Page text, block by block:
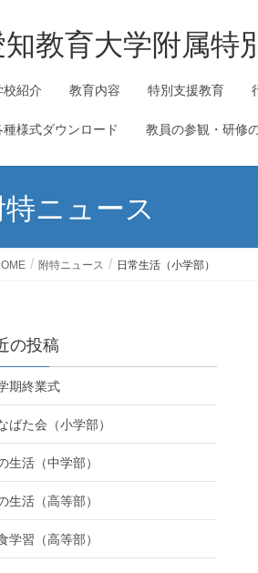
知教育大学附属特
校紹介 教育内容 特別支援教育
種様式ダウンロード 教員の参観・研修
特ニュース
附特ニュース 日常生活（小学部）
の投稿
期終業式
ばた会（小学部）
生活（中学部）
生活（高等部）
学習（高等部）